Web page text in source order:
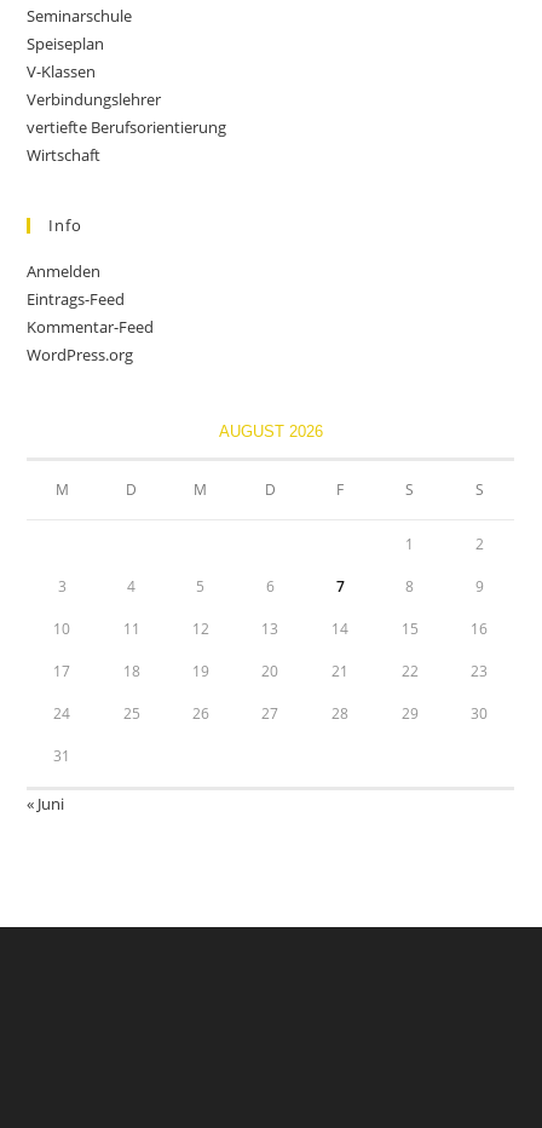
Seminarschule
Speiseplan
V-Klassen
Verbindungslehrer
vertiefte Berufsorientierung
Wirtschaft
Info
Anmelden
Eintrags-Feed
Kommentar-Feed
WordPress.org
AUGUST 2026
M D M D F S S
1 2
3 4 5 6 7 8 9
10 11 12 13 14 15 16
17 18 19 20 21 22 23
24 25 26 27 28 29 30
31
« Juni